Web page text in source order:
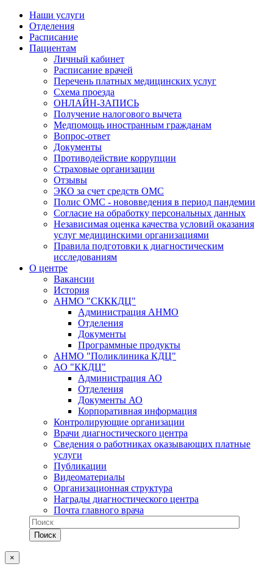
Наши услуги
Отделения
Расписание
Пациентам
Личный кабинет
Расписание врачей
Перечень платных медицинских услуг
Схема проезда
ОНЛАЙН-ЗАПИСЬ
Получение налогового вычета
Медпомощь иностранным гражданам
Вопрос-ответ
Документы
Противодействие коррупции
Страховые организации
Отзывы
ЭКО за счет средств ОМС
Полис ОМС - нововведения в период пандемии
Согласие на обработку персональных данных
Независимая оценка качества условий оказания
услуг медицинскими организациями
Правила подготовки к диагностическим
исследованиям
О центре
Вакансии
История
АНМО "СКККДЦ"
Администрация АНМО
Отделения
Документы
Программные продукты
АНМО "Поликлиника КДЦ"
АО "ККДЦ"
Администрация АО
Отделения
Документы АО
Корпоративная информация
Контролирующие организации
Врачи диагностического центра
Сведения о работниках оказывающих платные
услуги
Публикации
Видеоматериалы
Организационная структура
Награды диагностического центра
Почта главного врача
×